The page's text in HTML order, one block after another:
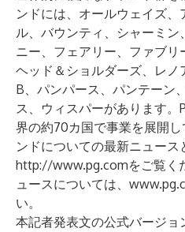
ンドには、オールウェイズ
ル、バウンティ、シャーミ
ニー、フェアリー、ファブリ
ヘッド＆ショルダーズ、レ
B、パンパース、パンテーン
ス、ウィスパーがあります。
界の約70カ国で事業を展開
ンドについての最新ニュース
http://www.pg.comをご覧く
ュースについては、
い。
本記者発表文の公式バージ